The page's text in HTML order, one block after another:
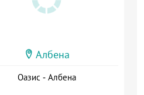
Албена
Оазис - Албена